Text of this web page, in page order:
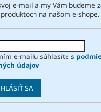
e-mail a my Vám budeme
na našom e-shope.
e-mailu súhlasíte s
údajov
SA